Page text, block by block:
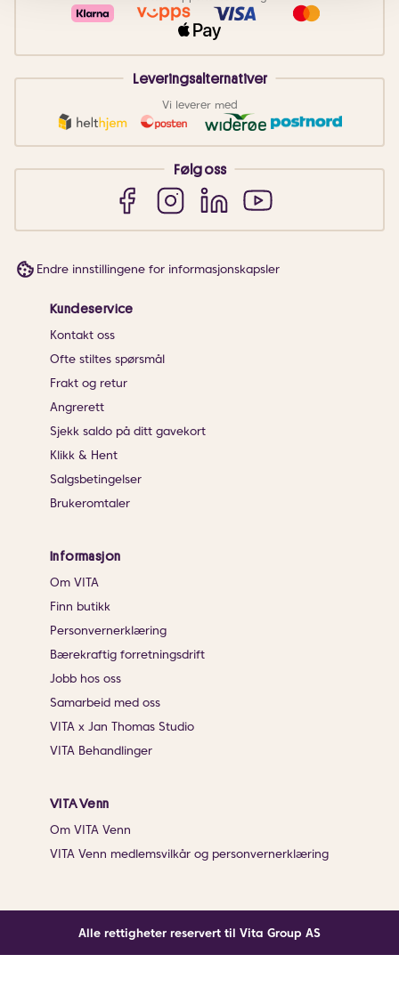
Leveringsalternativer
Vi leverer med
Følg oss
Endre innstillingene for informasjonskapsler
Kundeservice
Kontakt oss
Ofte stiltes spørsmål
Frakt og retur
Angrerett
Sjekk saldo på ditt gavekort
Klikk & Hent
Salgsbetingelser
Brukeromtaler
Informasjon
Om VITA
Finn butikk
Personvernerklæring
Bærekraftig forretningsdrift
Jobb hos oss
Samarbeid med oss
VITA x Jan Thomas Studio
VITA Behandlinger
VITA Venn
Om VITA Venn
VITA Venn medlemsvilkår og personvernerklæring
Alle rettigheter reservert til Vita Group AS